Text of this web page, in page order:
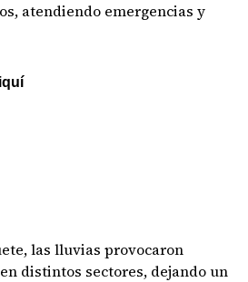
atendiendo emergencias y
las lluvias provocaron
distintos sectores, dejando un